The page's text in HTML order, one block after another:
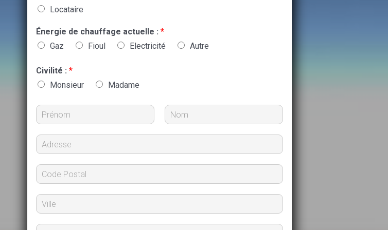
Locataire
Énergie de chauffage actuelle : *
Gaz
Fioul Electricité Autre
Civilité : *
Monsieur
Madame